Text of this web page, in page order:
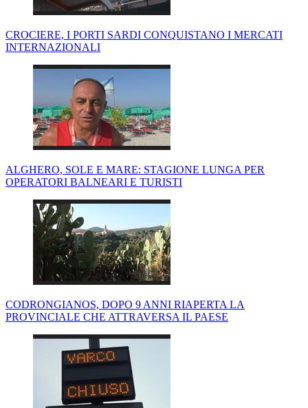
CROCIERE, I PORTI SARDI CONQUISTANO I MERCATI
INTERNAZIONALI
ALGHERO, SOLE E MARE: STAGIONE LUNGA PER
OPERATORI BALNEARI E TURISTI
CODRONGIANOS, DOPO 9 ANNI RIAPERTA LA
PROVINCIALE CHE ATTRAVERSA IL PAESE